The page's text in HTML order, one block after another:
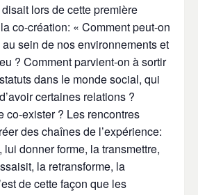
lors de cette première
co-création: « Comment peut-on
sein de nos environnements et
? Comment parvient-on à sortir
dans le monde social, qui
certaines relations ?
co-exister ? Les rencontres
des chaînes de l’expérience:
lui donner forme, la transmettre,
la retransforme, la
de cette façon que les